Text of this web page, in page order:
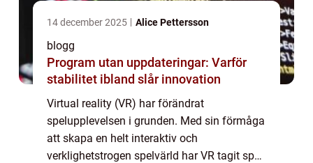
14 december 2025 Alice Pettersson
blogg
Program utan uppdateringar: Varför
stabilitet ibland slår innovation
Virtual reality (VR) har förändrat
spelupplevelsen i grunden. Med sin förmåga
att skapa en helt interaktiv och
verklighetstrogen spelvärld har VR tagit spel